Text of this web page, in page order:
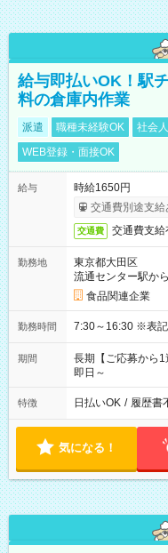
給与即払いOK！駅
料の倉庫内作業
派遣 職種未経験OK 社会
WEB登録・面接OK
給与
時給1650円
交通費別途支給
交通費 交通費支給
勤務地
東京都大田区
流通センター駅か
食品関連企業
勤務時間 7:30～
期間
長期【ご応募から1
即日～
特徴 日払いOK / 履歴書
気になる！